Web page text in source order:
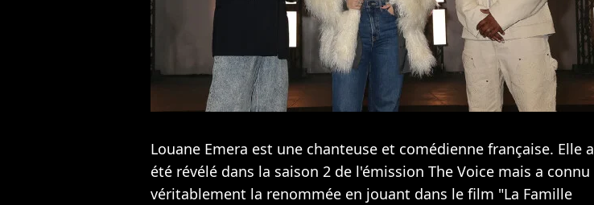
Louane Emera est une chanteuse et comédienne française. Elle a
été révélé dans la saison 2 de l'émission The Voice mais a connu
véritablement la renommée en jouant dans le film "La Famille